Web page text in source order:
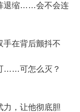
退缩……会不会连
在背后颤抖不
……可怎么灭？
，让他彻底胆